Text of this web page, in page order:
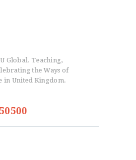
Global. Teaching,
the Ways of
in United Kingdom.